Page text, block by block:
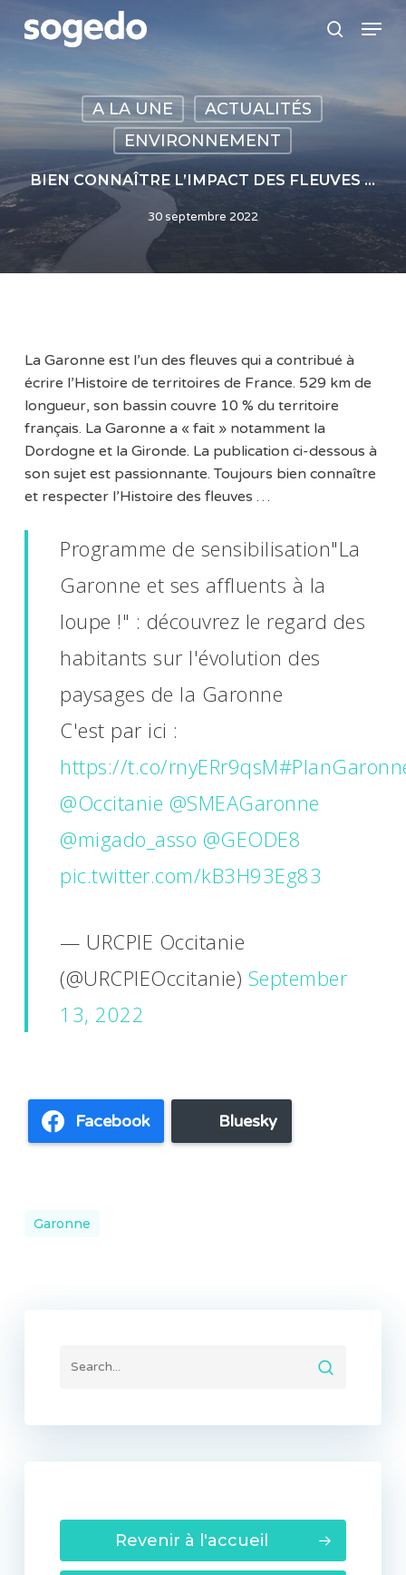
search
Menu
A LA UNE
ACTUALITÉS
ENVIRONNEMENT
BIEN CONNAÎTRE L’IMPACT DES FLEUVES …
30 septembre 2022
La Garonne est l’un des fleuves qui a contribué à
écrire l’Histoire de territoires de France. 529 km de
longueur, son bassin couvre 10 % du territoire
français. La Garonne a « fait » notamment la
Dordogne et la Gironde. La publication ci-dessous à
son sujet est passionnante. Toujours bien connaître
et respecter l’Histoire des fleuves …
Programme de sensibilisation"La
Garonne et ses affluents à la
loupe !" : découvrez le regard des
habitants sur l'évolution des
paysages de la Garonne
C'est par ici :
https://t.co/rnyERr9qsM
@Occitanie @SMEAGaronne
@migado_asso @GEODE8
pic.twitter.com/kB3H93Eg83
— URCPIE Occitanie
(@URCPIEOccitanie) September
13, 2022
Facebook Bluesky
Garonne
Revenir à l'accueil